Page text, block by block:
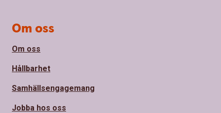
Om oss
Om oss
Hållbarhet
Samhällsengagemang
Jobba hos oss